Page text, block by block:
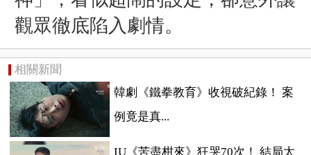
觀眾徹底陷入劇情。
相關新聞
韓劇《鐵拳教育》收視破紀錄！ 案
例竟是真...
IU《苦盡柑來》狂哭70次！ 結局太